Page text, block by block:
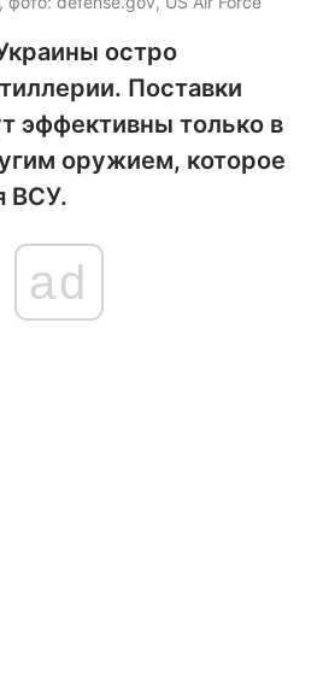
остро
Поставки
эффективны только в
оружием, которое
ВСУ.
ad